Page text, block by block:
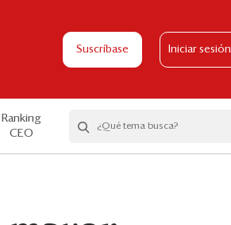
Suscríbase Iniciar sesión
Ranking
CEO